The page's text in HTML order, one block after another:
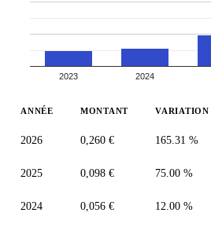
2023 2024
ANNÉE MONTANT VARIATION
2026 0,260 € 165.31 %
2025 0,098 € 75.00 %
2024 0,056 € 12.00 %